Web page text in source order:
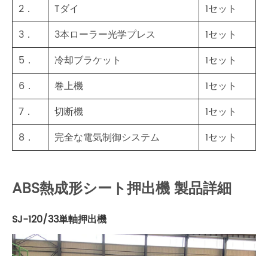
2．
Tダイ
1セット
3．
3本ローラー光学プレス
1セット
5．
冷却ブラケット
1セット
6．
巻上機
1セット
7．
切断機
1セット
8．
完全な電気制御システム 1セット
ABS熱成形シート押出機 製品詳細
SJ-120/33単軸押出機